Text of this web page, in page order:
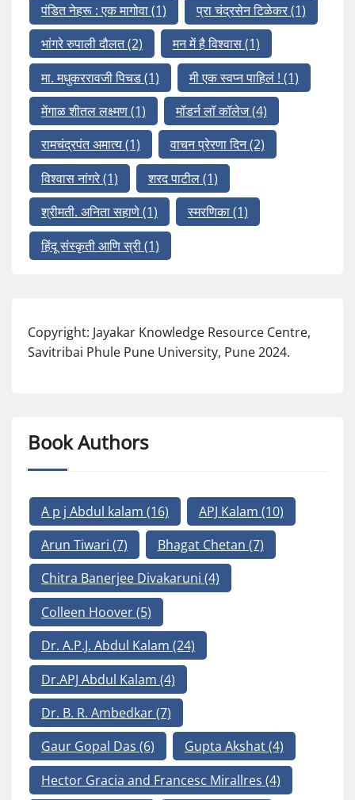
पंडित नेहरू : एक मागोवा(1) प्रा चंद्रसेन टिळेकर(1)
भांगरे रुपाली दौलत(2) मन में है विश्वास(1)
मा. मधुकररावजी पिचड(1) मी एक स्वप्न पाहिलं ! (1)
मेंगाळ शीतल लक्ष्मण(1) मॉडर्न लॉ कॉलेज(4)
रामचंद्रपंत अमात्य(1) वाचन प्रेरणा दिन(2)
विश्वास नांगरे(1) शरद पाटील(1)
श्रीमती. अनिता सहाणे(1) स्मरणिका(1)
हिंदू संस्कृती आणि स्री(1)
Copyright: Jayakar Knowledge Resource Centre,
Savitribai Phule Pune University, Pune 2024.
Book Authors
A p j Abdul kalam (16) APJ Kalam (10)
Arun Tiwari (7) Bhagat Chetan (7)
Chitra Banerjee Divakaruni (4)
Colleen Hoover(5)
Dr. A.P.J. Abdul Kalam (24)
Dr.APJ Abdul Kalam (4)
Dr. B. R. Ambedkar(7)
Gaur Gopal Das (6) Gupta Akshat(4)
Hector Gracia and Francesc Mirallres (4)